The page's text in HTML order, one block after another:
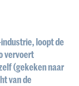
loopt de
vervoert
(gekeken naar
van de